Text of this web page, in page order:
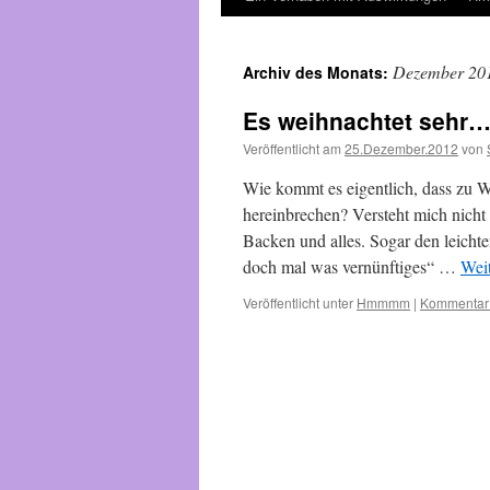
Archiv des Monats: Dezember
Es weihnachtet
Veröffentlicht am 25.Dezember.2012 von
Wie kommt es eigentlich, dass zu
hereinbrechen? Versteht mich
Backen und alles. Sogar den
doch mal was vernünftiges“ …
Veröffentlicht unter Hmmmm |